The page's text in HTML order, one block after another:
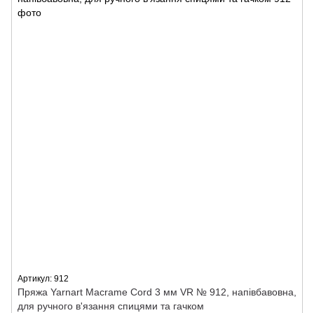
Артикул: 912
Пряжа Yarnart Macrame Cord 3 мм VR № 912, напівбавовна,
для ручного в'язання спицями та гачком